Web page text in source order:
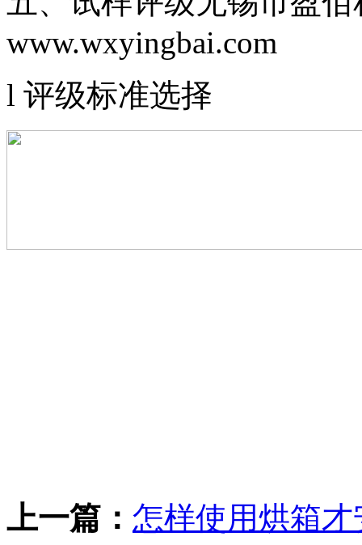
www.wxyingbai.com
l 评级标准选择
上一篇： 怎样使用烘箱才